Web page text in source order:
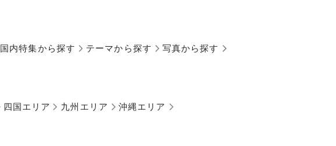
国内特集から探す テーマから探す 写真から探す
四国エリア 九州エリア 沖縄エリア